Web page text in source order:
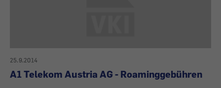
25.9.2014
A1 Telekom Austria AG - Roaminggebühren